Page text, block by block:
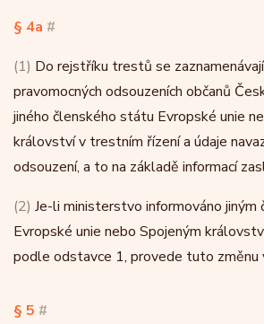
§ 4a #
(1) Do rejstříku trestů se
pravomocných odsouzeních občanů
jiného členského státu Evropské unie
království v trestním řízení a údaje
odsouzení, a to na základě informací
(2) Je-li ministerstvo informováno
Evropské unie nebo Spojeným
podle odstavce 1, provede tuto
§ 5 #